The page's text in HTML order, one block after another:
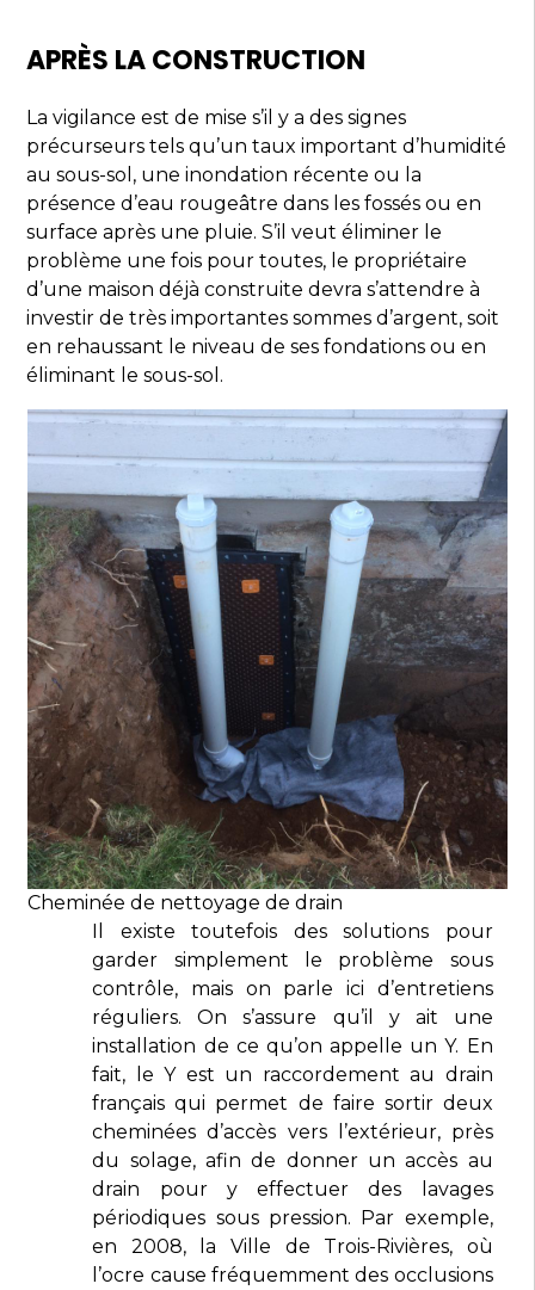
APRÈS LA CONSTRUCTION
La vigilance est de mise s’il y a des signes
précurseurs tels qu’un taux important d’humidité
au sous-sol, une inondation récente ou la
présence d’eau rougeâtre dans les fossés ou en
surface après une pluie. S’il veut éliminer le
problème une fois pour toutes, le propriétaire
d’une maison déjà construite devra s’attendre à
investir de très importantes sommes d’argent, soit
en rehaussant le niveau de ses fondations ou en
éliminant le sous-sol.
Cheminée de nettoyage de drain
Il existe toutefois des solutions pour
garder simplement le problème sous
contrôle, mais on parle ici d’entretiens
réguliers. On s’assure qu’il y ait une
installation de ce qu’on appelle un Y. En
fait, le Y est un raccordement au drain
français qui permet de faire sortir deux
cheminées d’accès vers l’extérieur, près
du solage, afin de donner un accès au
drain pour y effectuer des lavages
périodiques sous pression. Par exemple,
en 2008, la Ville de Trois-Rivières, où
l’ocre cause fréquemment des occlusions